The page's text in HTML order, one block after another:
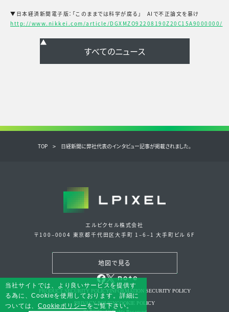
▼日本経済新聞電子版：「このままでは科学が腐る」 AIで不正論文を暴け
http://www.nikkei.com/article/DGXMZO92208190Z20C15A9000000/
当社サイトでは、より良いサービスを提供す
る為に、Cookieを使用しております。詳細に
ついては、Cookieポリシーをご覧下さい。
TOP 日経新聞に弊社代表のインタビュー記事が掲載されました。
エルピクセル株式会社
〒100‒0004 東京都千代田区大手町 1‒6‒1 大手町ビル 6F
地図で見る
PRODUCT SECURITY POLICYINFORMATION SECURITY POLICY
PRIVACY POLICYCOOKIE POLICY